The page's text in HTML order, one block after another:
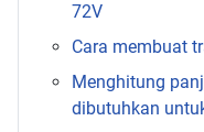
72V
Cara membuat
Menghitung
dibutuhkan